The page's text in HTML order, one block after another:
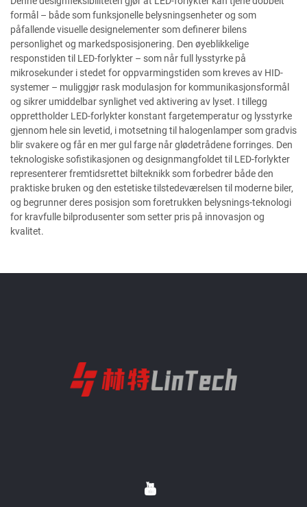
formål – både som funksjonelle belysningsenheter og som
påfallende visuelle designelementer som definerer bilens
personlighet og markedsposisjonering. Den øyeblikkelige
responstiden til LED-forlykter – som når full lysstyrke på
mikrosekunder i stedet for oppvarmingstiden som kreves av HID-
systemer – muliggjør rask modulasjon for kommunikasjonsformål
og sikrer umiddelbar synlighet ved aktivering av lyset. I tillegg
opprettholder LED-forlykter konstant fargetemperatur og lysstyrke
gjennom hele sin levetid, i motsetning til halogenlamper som gradvis
blir svakere og får en mer gul farge når glødetrådene forringes. Den
teknologiske sofistikasjonen og designmangfoldet til LED-forlykter
representerer fremtidsrettet bilteknikk som forbedrer både den
praktiske bruken og den estetiske tilstedeværelsen til moderne biler,
og begrunner deres posisjon som foretrukken belysnings-teknologi
for kravfulle bilprodusenter som setter pris på innovasjon og
kvalitet.